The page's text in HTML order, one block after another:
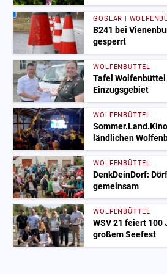
GOSLAR |
B241 bei
gesperrt
WOLFENBÜTTEL
Tafel
Einzugsgebiet
WOLFENBÜTTEL
ländlichen
WOLFENBÜTTEL
DenkDeinDorf:
gemeinsam
WOLFENBÜTTEL
WSV 21 feiert 100
großem Seefest